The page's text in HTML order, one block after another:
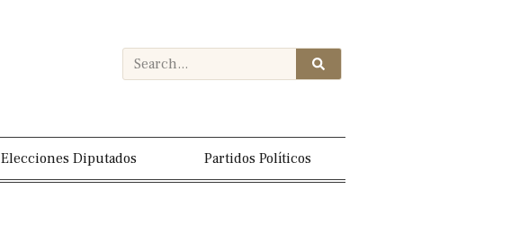
Elecciones Diputados Partidos Políticos